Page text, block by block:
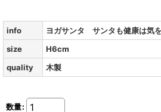
info
ヨガサンタ サンタも健康は気
size
H6cm
quality
木製
数量: